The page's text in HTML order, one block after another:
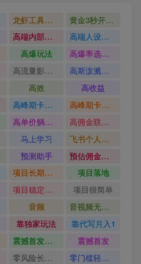
龙虾工具完整部署教学
黄金3秒开头与标题海报玩法六大运营硬核技能高效变现
高端内部魔灵召唤挂G打金
高端人设搭建积累客户信任图文剪辑谈单转化实操教学
高爆玩法
高爆率选题方法
高流量影视片
高斯泼溅与游戏化交互课程
高效
高收益
高峰期卡顿利润被抽干私域直播核心痛点解析
高峰期卡顿利润被抽干
高单价躺賺玩法
高佣金联盟课
马上学习
飞书个人版100G注册教程无需额外扩容
预测助手
预估佣金有2200
项目长期稳定
项目落地
项目稳定落地两年以上
项目很简单
音频
音视频无损切割剪辑神器
靠独家玩法
靠代写月入1
震撼首发小白利用电脑做游戏搬砖
震撼首发
零风险长期做
零门槛轻资产创业